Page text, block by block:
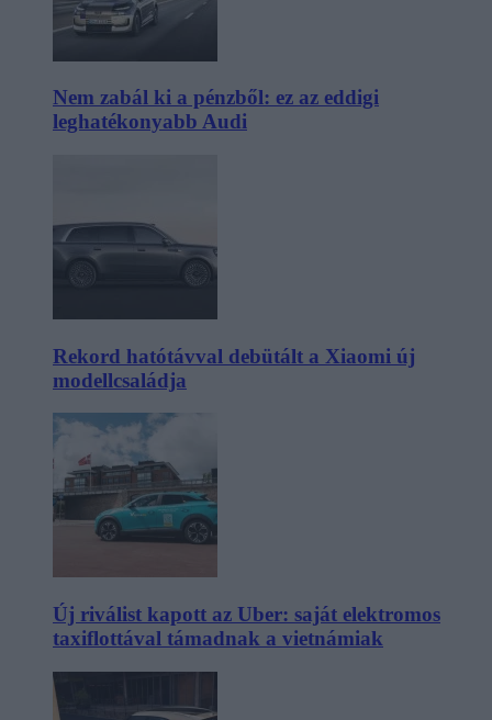
Nem zabál ki a pénzből: ez az eddigi
leghatékonyabb Audi
Rekord hatótávval debütált a Xiaomi új
modellcsaládja
Új riválist kapott az Uber: saját elektromos
taxiflottával támadnak a vietnámiak